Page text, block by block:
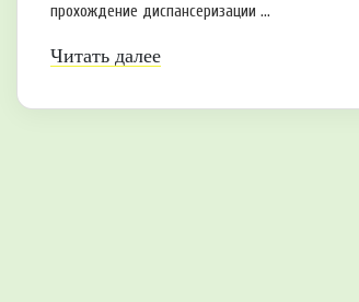
прохождение диспансеризации ...
Читать далее